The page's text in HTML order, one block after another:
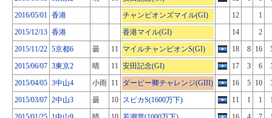
2016/05/01 香港 チャンピオンズマイル(GI) 12
1
2015/12/13 香港 香港マイル(GI) 14
2
2015/11/22 5京都6 曇 11 マイルチャンピオンS(GI) 18 8 16
2015/06/07 3東京2 晴 11 安田記念(GI) 17 3 6
2015/04/05 3中山4 小雨 11 ダービー卿チャレンジ(GIII) 16 5 10
2015/03/07 2中山3 曇 10 スピカS(1600万下) 11 1 1